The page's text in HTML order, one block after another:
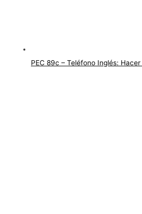
PEC 89c – Teléfono Inglés: